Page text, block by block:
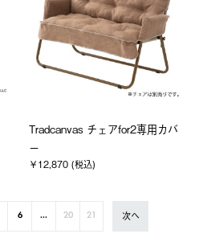
Tradcanvas チェアfor2専用カバ
ー
￥12,870 (税込)
6 ... 20 21 次へ